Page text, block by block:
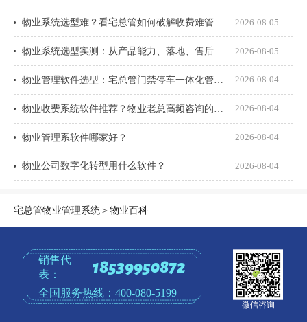
物业系统选型难？看宅总管如何破解收费难管理乱 2026-08-05
2026-08-05
2026-08-04
2026-08-04
物业管理系软件哪家好？ 2026-08-04
物业公司数字化转型用什么软件？ 2026-08-04
宅总管物业管理系统＞物业百科
销售代
表：
18539950872
全国服务热线：400-080-5199
微信咨询